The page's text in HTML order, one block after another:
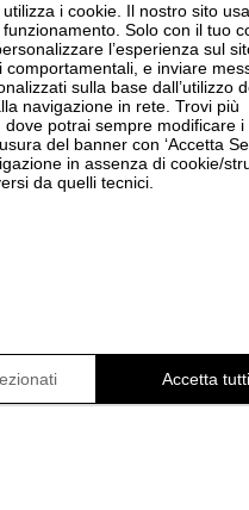
i cookie. Il nostro sito
Solo con il tuo
l’esperienza sul
comportamentali, e inviare
sulla base dall’utilizzo
navigazione in rete. Trovi più
, dove potrai sempre modificare i
del banner con ‘Accetta
in assenza di cookie/
da quelli tecnici.
Accetta tutti